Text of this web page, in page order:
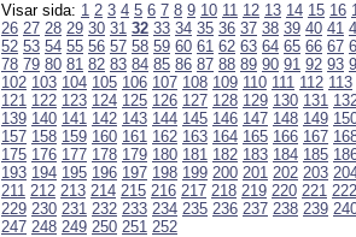
Visar sida: 1 2 3 4 5 6 7 8 9 10 11 12 13 14 15 16
26 27 28 29 30 31 32 33 34 35 36 37 38 39 40 41
52 53 54 55 56 57 58 59 60 61 62 63 64 65 66 67
78 79 80 81 82 83 84 85 86 87 88 89 90 91 92 93
102 103 104 105 106 107 108 109 110 111 112 113
121 122 123 124 125 126 127 128 129 130 131
139 140 141 142 143 144 145 146 147 148 149
157 158 159 160 161 162 163 164 165 166 167
175 176 177 178 179 180 181 182 183 184 185
193 194 195 196 197 198 199 200 201 202 203
211 212 213 214 215 216 217 218 219 220 221 222
229 230 231 232 233 234 235 236 237 238 239
247 248 249 250 251 252